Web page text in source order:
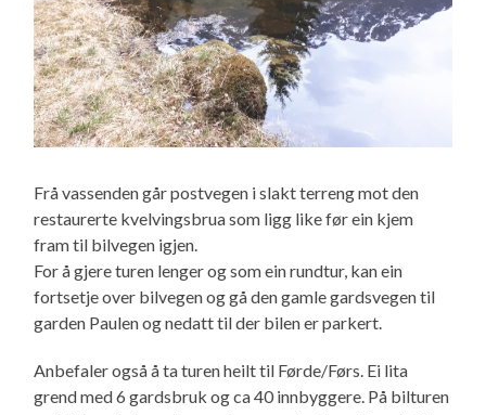
Frå vassenden går postvegen i slakt terreng mot den
restaurerte kvelvingsbrua som ligg like før ein kjem
fram til bilvegen igjen.
For å gjere turen lenger og som ein rundtur, kan ein
fortsetje over bilvegen og gå den gamle gardsvegen til
garden Paulen og nedatt til der bilen er parkert.
Anbefaler også å ta turen heilt til Førde/Førs. Ei lita
grend med 6 gardsbruk og ca 40 innbyggere. På bilturen